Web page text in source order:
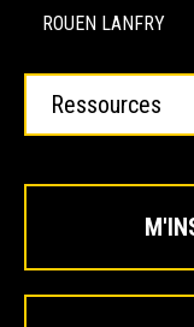
ROUEN LANFRY
Ressources